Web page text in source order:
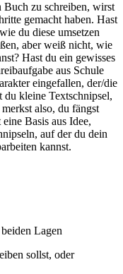
Buch zu schreiben, wirst
gemacht haben. Hast
du diese umsetzen
aber weiß nicht, wie
Hast du ein gewisses
aus Schule
eingefallen, der/die
du kleine Textschnipsel,
also, du fängst
Basis aus Idee,
auf der du dein
kannst.
Lagen
sollst, oder